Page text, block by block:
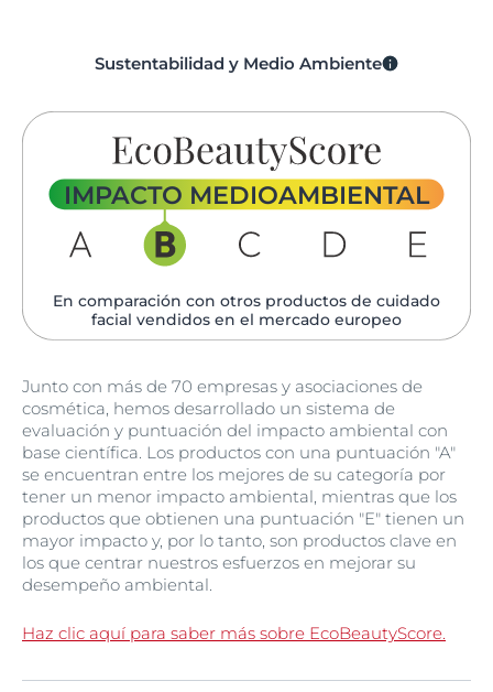
Sustentabilidad y Medio Ambiente
IMPACTO MEDIOAMBIENTAL
En comparación con otros productos de cuidado
facial vendidos en el mercado europeo
Junto con más de 70 empresas y asociaciones de
cosmética, hemos desarrollado un sistema de
evaluación y puntuación del impacto ambiental con
base científica. Los productos con una puntuación "A"
se encuentran entre los mejores de su categoría por
tener un menor impacto ambiental, mientras que los
productos que obtienen una puntuación "E" tienen un
mayor impacto y, por lo tanto, son productos clave en
los que centrar nuestros esfuerzos en mejorar su
desempeño ambiental.
Haz clic aquí para saber más sobre EcoBeautyScore.